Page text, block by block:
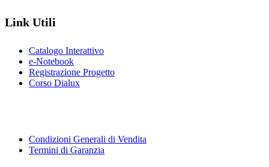
Link Utili
Catalogo Interattivo
e-Notebook
Registrazione Progetto
Corso Dialux
Condizioni Generali di Vendita
Termini di Garanzia